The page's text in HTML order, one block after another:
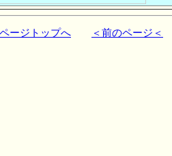
ージトップへ ＜前のページ＜